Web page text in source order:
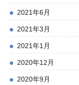
2021年6月
2021年3月
2021年1月
2020年12月
2020年9月